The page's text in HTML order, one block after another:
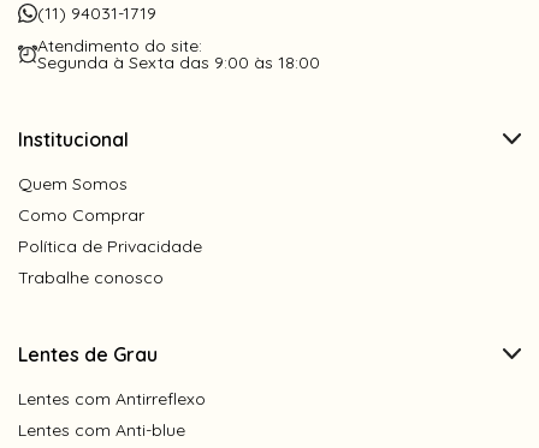
(11) 94031-1719
Atendimento do site:
Segunda à Sexta das 9:00 às 18:00
Institucional
Quem Somos
Como Comprar
Política de Privacidade
Trabalhe conosco
Lentes de Grau
Lentes com Antirreflexo
Lentes com Anti-blue